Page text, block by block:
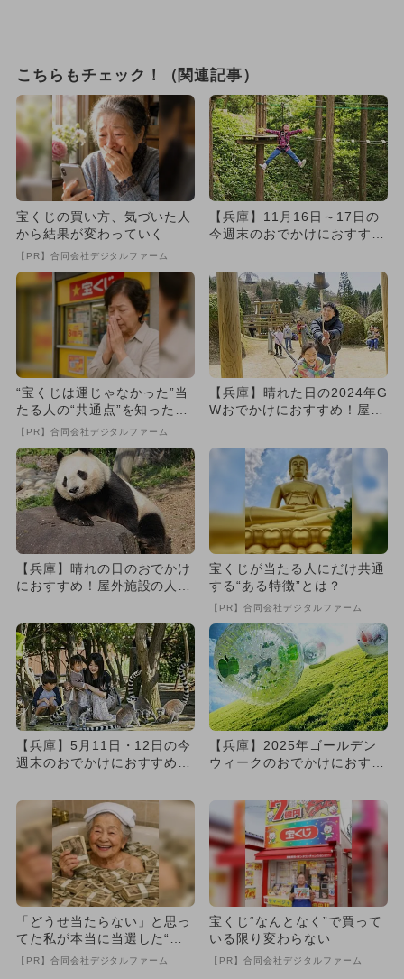
こちらもチェック！（関連記事）
宝くじの買い方、気づいた人
から結果が変わっていく
【PR】合同会社デジタルファーム
【兵庫】11月16日～17日の
今週末のおでかけにおすす
“宝くじは運じゃなかった”当
たる人の“共通点”を知っただ
け
【PR】合同会社デジタルファーム
【兵庫】晴れた日の2024年G
Wおでかけにおすすめ！屋外
【兵庫】晴れの日のおでかけ
におすすめ！屋外施設の人気
宝くじが当たる人にだけ共通
する“ある特徴”とは？
【PR】合同会社デジタルファーム
【兵庫】5月11日・12日の今
週末のおでかけにおすすめ！
【兵庫】2025年ゴールデン
ウィークのおでかけにおすす
「どうせ当たらない」と思っ
てた私が本当に当選した“買
い方”がこれ
【PR】合同会社デジタルファーム
宝くじ“なんとなく”で買って
いる限り変わらない
【PR】合同会社デジタルファーム